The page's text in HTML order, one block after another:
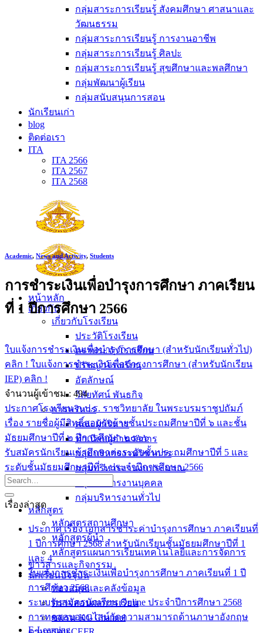
กลุ่มสาระการเรียนรู้ สังคมศึกษา ศาสนาและ
วัฒนธรรม
กลุ่มสาระการเรียนรู้ การงานอาชีพ
กลุ่มสาระการเรียนรู้ ศิลปะ
กลุ่มสาระการเรียนรู้ สุขศึกษาและพลศึกษา
กลุ่มพัฒนาผู้เรียน
กลุ่มสนับสนุนการสอน
นักเรียนเก่า
blog
ติดต่อเรา
ITA
ITA 2566
ITA 2567
ITA 2568
หน้าหลัก
เกี่ยวกับ
เกี่ยวกับโรงเรียน
ประวัติโรงเรียน
ตราประจำโรงเรียน
ปรัชญาโรงเรียน
อัตลักษณ์
วิสัยทัศน์ พันธกิจ
การบริหาร
คณะผู้บริหาร
ทำเนียบผู้อำนวยการ
กลุ่มบริหารงานวิชาการ
กลุ่มบริหารงานงบประมาณ
กลุ่มบริหารงานบุคคล
กลุ่มบริหารงานทั่วไป
หลักสูตร
หลักสูตรสถานศึกษา
หลักสูตรผู้นำ
หลักสูตรแผนการเรียนเทคโนโลยีและการจัดการ
ข่าวสารและกิจกรรม
นักเรียนปัจจุบัน
ห้องสมุดและคลังข้อมูล
ตรวจสอบผลการเรียน
ชมรม KC Channel
E-Learning
Academic, News and Activity, Students
การชำระเงินเพื่อบำรุงการศึกษา ภาคเรียน
ที่ 1 ปีการศึกษา 2566
ใบแจ้งการชำระเงินเพื่อบำรุงการศึกษา (สำหรับนักเรียนทั่วไป)
คลิก ! ใบแจ้งการชำระเงินเพื่อบำรุงการศึกษา (สำหรับนักเรียน
IEP) คลิก !
จำนวนผู้เข้าชม : 494
ประกาศโรงเรียน ภ.ป.ร. ราชวิทยาลัย ในพระบรมราชูปถัมภ์
เรื่อง รายชื่อผู้มีสิทธิ์สอบรับย้ายชั้นประถมศึกษาปีที่ ๖ และชั้น
มัธยมศึกษาปีที่ ๒ ปีการศึกษา ๒๕๖๖
รับสมัครนักเรียนเข้าศึกษาต่อระดับชั้นประถมศึกษาปีที่ 5 และ
ระดับชั้นมัธยมศึกษาปีที่ 1 ประจำปีการศึกษา 2566
เรื่องล่าสุด
ประกาศ เรื่อง เอกสารชำระค่าบำรุงการศึกษา ภาคเรียนที่
1 ปีการศึกษา 2568 สำหรับนักเรียนชั้นมัธยมศึกษาปีที่ 1
และ 4
ใบแจ้งการชำระเงินเพื่อบำรุงการศึกษา ภาคเรียนที่ 1 ปี
การศึกษา 2568
ระบบรับสมัครนักเรียน Online ประจำปีการศึกษา 2568
การทดสอบออนไลน์วัดความสามารถด้านภาษาอังกฤษ